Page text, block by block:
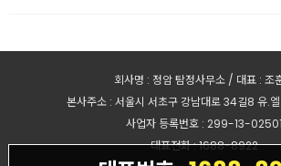
회사명 : 정암 탐정사무소 / 대표 : 조
본사주소 : 서울시 서초구 강남대로 34길8 유.
사업자 등록번호 : 299-13-02501
대표전화 : 1688-8922